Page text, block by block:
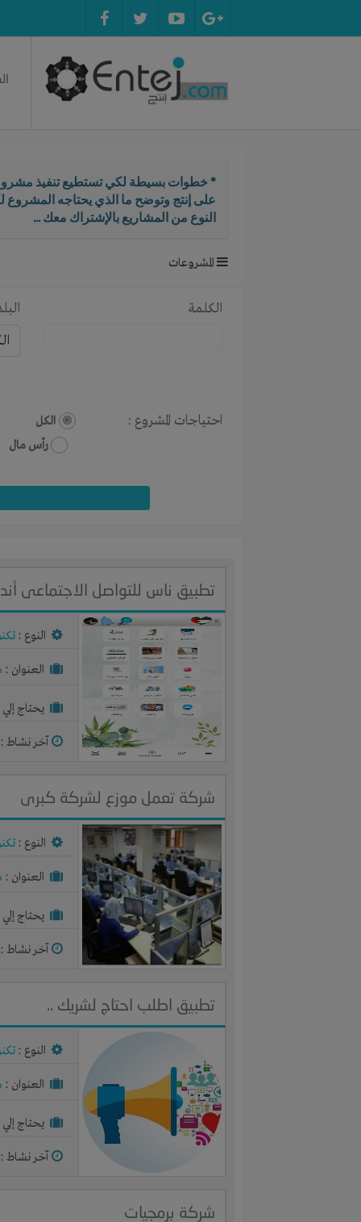
* خطوات بسيطة لكي تستطيع تنفيذ
على إنتج وتوضح ما الذي يحتاجه المشروع
النوع من المشاريع بالإشتراك معك ...
المشروعات
الكلمة
احتياجات المشروع : الكل
رأس مال
تطبيق ناس للتواصل الاجتماعى
النوع :
العنوان :
يحتاج
آخر نشاط :
شركة تعمل موزع لشركة كبرى
النوع :
العنوان :
يحتاج
آخر نشاط :
تطبيق اطلب احتاج لشريك ..
النوع :
العنوان :
يحتاج
آخر نشاط :
شركة برمجيات